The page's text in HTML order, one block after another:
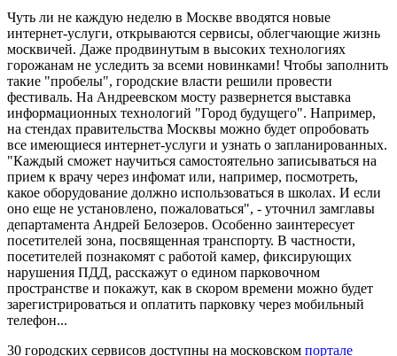
Чуть ли не каждую неделю в Москве вводятся новые
интернет-услуги, открываются сервисы, облегчающие жизнь
москвичей. Даже продвинутым в высоких технологиях
горожанам не уследить за всеми новинками! Чтобы заполнить
такие "пробелы", городские власти решили провести
фестиваль. На Андреевском мосту развернется выставка
информационных технологий "Город будущего". Например,
на стендах правительства Москвы можно будет опробовать
все имеющиеся интернет-услуги и узнать о запланированных.
"Каждый сможет научиться самостоятельно записываться на
прием к врачу через инфомат или, например, посмотреть,
какое оборудование должно использоваться в школах. И если
оно еще не установлено, пожаловаться", - уточнил замглавы
департамента Андрей Белозеров. Особенно заинтересует
посетителей зона, посвященная транспорту. В частности,
посетителей познакомят с работой камер, фиксирующих
нарушения ПДД, расскажут о едином парковочном
пространстве и покажут, как в скором времени можно будет
зарегистрироваться и оплатить парковку через мобильный
телефон...
30 городских сервисов доступны на московском портале